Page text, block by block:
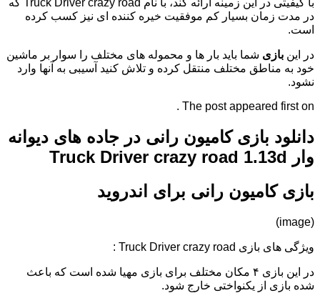
با کیفیتی در این زمینه ارائه کند، با نام Truck Driver crazy road که
در مدت زمان بسیار کم موفقیت خیره کننده ای نیز کسب کرده
است.
در این بازی شما باید بار ها و محموله های مختلف را سوار بر ماشین
خود به مناطق مختلف منتقل کرده و تلاش کنید آسیبی به آنها وارد
نشود.
The post appeared first on .
دانلود بازی کامیون رانی در جاده های دیوانه
وار Truck Driver crazy road 1.13d
بازی کامیون رانی برای اندروید
(image)
ویژگی های بازی Truck Driver crazy road :
در این بازی ۴ مکان مختلف برای بازی مهیا شده است که باعث
شده بازی از یکنواختی خارج شود.